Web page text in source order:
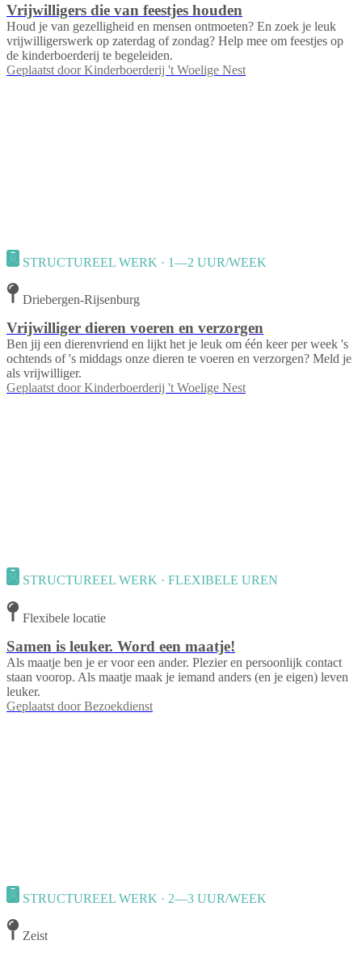
Vrijwilligers die van feestjes houden
Houd je van gezelligheid en mensen ontmoeten? En zoek je leuk
vrijwilligerswerk op zaterdag of zondag? Help mee om feestjes op
de kinderboerderij te begeleiden.
Geplaatst door Kinderboerderij 't Woelige Nest
STRUCTUREEL WERK · 1—2 UUR/WEEK
Driebergen-Rijsenburg
Vrijwilliger dieren voeren en verzorgen
Ben jij een dierenvriend en lijkt het je leuk om één keer per week 's
ochtends of 's middags onze dieren te voeren en verzorgen? Meld je
als vrijwilliger.
Geplaatst door Kinderboerderij 't Woelige Nest
STRUCTUREEL WERK · FLEXIBELE UREN
Flexibele locatie
Samen is leuker. Word een maatje!
Als maatje ben je er voor een ander. Plezier en persoonlijk contact
staan voorop. Als maatje maak je iemand anders (en je eigen) leven
leuker.
Geplaatst door Bezoekdienst
STRUCTUREEL WERK · 2—3 UUR/WEEK
Zeist